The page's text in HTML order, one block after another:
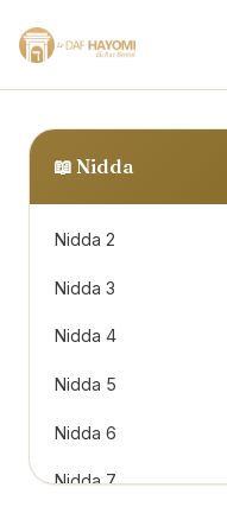
📖 Nidda
Nidda 2
Nidda 3
Nidda 4
Nidda 5
Nidda 6
Nidda 7